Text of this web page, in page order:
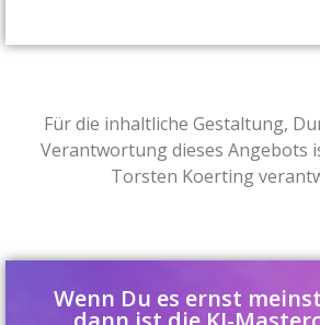
Für die inhaltliche Gestaltung,
Verantwortung dieses Angebots
Torsten Koerting
Wenn Du es ernst